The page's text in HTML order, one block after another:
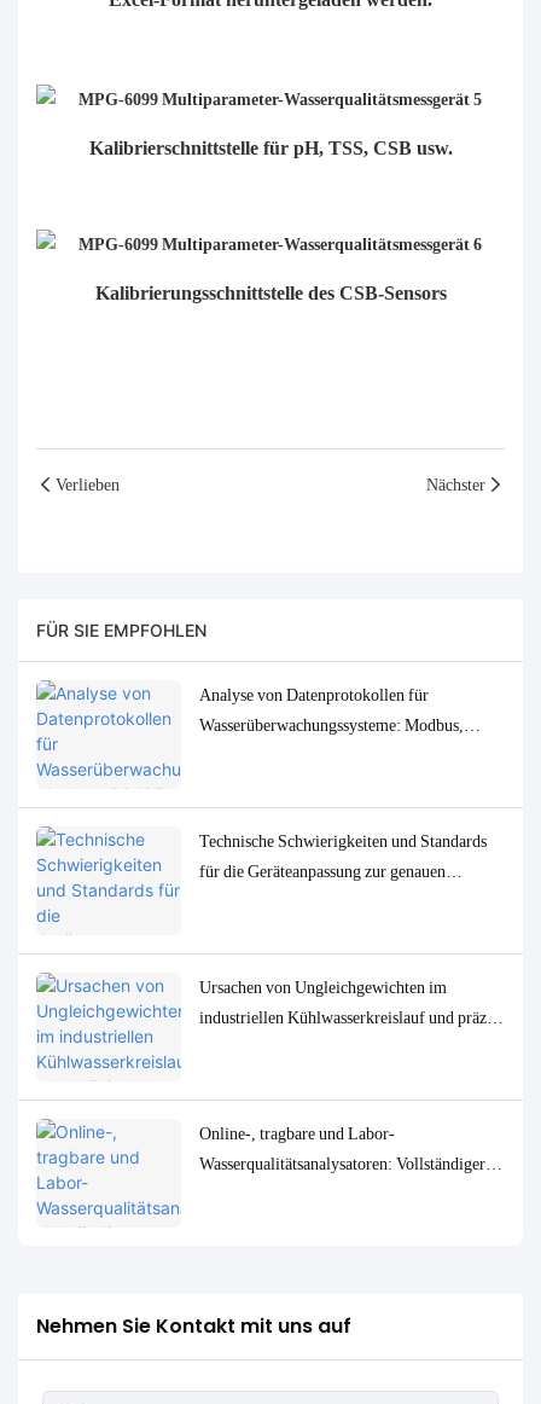
Kalibrierschnittstelle für pH, TSS, CSB usw.
Kalibrierungsschnittstelle des CSB-Sensors
Verlieben Nächster
FÜR SIE EMPFOHLEN
Analyse von Datenprotokollen für
Wasserüberwachungssysteme: Modbus,
Technische Schwierigkeiten und Standards
für die Geräteanpassung zur genauen
Ursachen von Ungleichgewichten im
industriellen Kühlwasserkreislauf und präzise
Online-, tragbare und Labor-
Wasserqualitätsanalysatoren: Vollständiger
Nehmen Sie Kontakt mit uns auf